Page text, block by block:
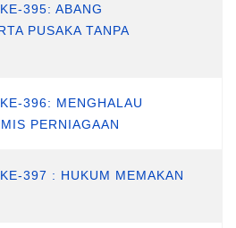
395: ABANG
PUSAKA TANPA
396: MENGHALAU
PERNIAGAAN
397 : HUKUM MEMAKAN